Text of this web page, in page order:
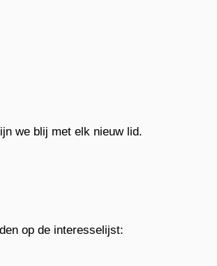
we blij met elk nieuw lid.
op de interesselijst: